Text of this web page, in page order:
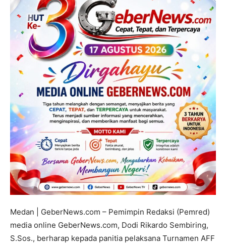
Medan | GeberNews.com – Pemimpin Redaksi (Pemred)
media online GeberNews.com, Dodi Rikardo Sembiring,
S.Sos., berharap kepada panitia pelaksana Turnamen AFF